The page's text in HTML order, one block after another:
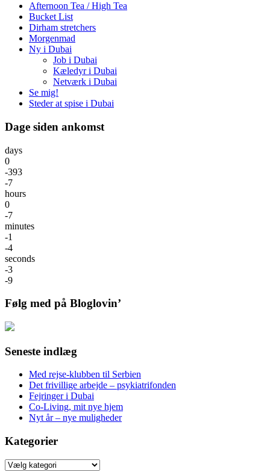
Afternoon Tea / High Tea
Bucket List
Dirham stretchers
Morgenmad
Ny i Dubai
Job i Dubai
Kæledyr i Dubai
Netværk i Dubai
Se mig!
Steder at spise i Dubai
Dage siden ankomst
days
0
-393
-7
hours
0
-7
minutes
-1
-4
seconds
-3
-9
Følg med på Bloglovin’
Seneste indlæg
Med rejse-klubben til Serbien
Det frivillige arbejde – psykiatrifonden
Fejringer i Dubai
Co-Living, mit nye hjem
Nyt år – nye muligheder
Kategorier
Kategorier